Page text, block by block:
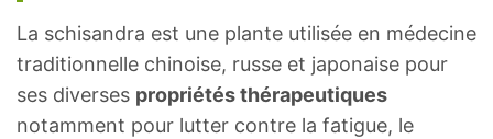
La schisandra est une plante utilisée en médecine
traditionnelle chinoise, russe et japonaise pour
ses diverses propriétés thérapeutiques
notamment pour lutter contre la fatigue, le